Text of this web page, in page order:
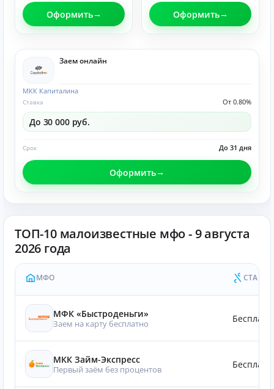
Оформить Оформить
Заем онлайн
МКК Капиталина
От 0.80%
Ставка
До 30 000 руб.
До 31 дня
Срок
Оформить
ТОП-10 малоизвестные мфо - 9 августа
2026 года
МФО СТАВКА
МФК «Быстроденьги»
Заем на карту бесплатно
МКК Займ-Экспресс
Первый заём без процентов